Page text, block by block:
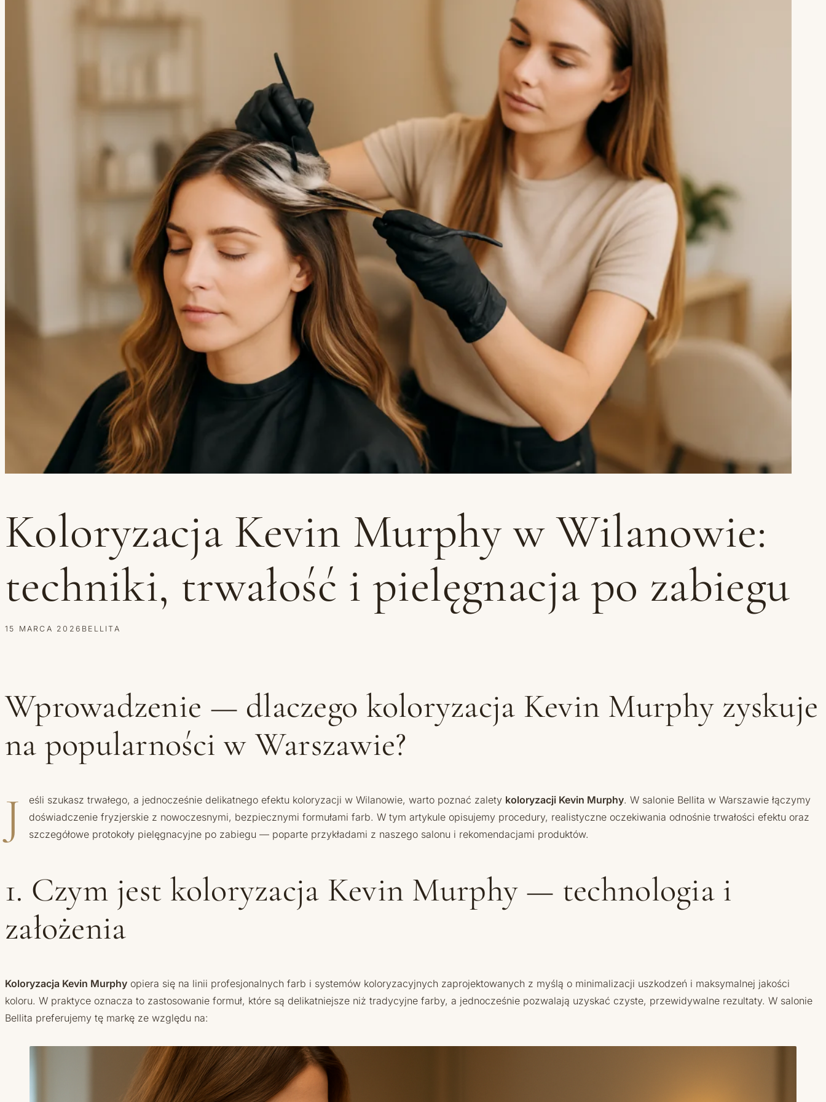
Koloryzacja Kevin Murphy w Wilanowie:
techniki, trwałość i pielęgnacja po zabiegu
15 MARCA 2026 BELLITA
Wprowadzenie — dlaczego koloryzacja Kevin Murphy zyskuje
na popularności w Warszawie?
J eśli szukasz trwałego, a jednocześnie delikatnego efektu koloryzacji w Wilanowie, warto poznać zalety koloryzacji Kevin Murphy. W salonie Bellita w Warszawie łączymy
doświadczenie fryzjerskie z nowoczesnymi, bezpiecznymi formułami farb. W tym artykule opisujemy procedury, realistyczne oczekiwania odnośnie trwałości efektu oraz
szczegółowe protokoły pielęgnacyjne po zabiegu — poparte przykładami z naszego salonu i rekomendacjami produktów.
1. Czym jest koloryzacja Kevin Murphy — technologia i
założenia
Koloryzacja Kevin Murphy opiera się na linii profesjonalnych farb i systemów koloryzacyjnych zaprojektowanych z myślą o minimalizacji uszkodzeń i maksymalnej jakości
koloru. W praktyce oznacza to zastosowanie formuł, które są delikatniejsze niż tradycyjne farby, a jednocześnie pozwalają uzyskać czyste, przewidywalne rezultaty. W salonie
Bellita preferujemy tę markę ze względu na: